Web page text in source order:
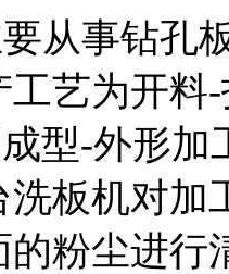
从事钻孔
艺为开料
型-外形加
板机对加
的粉尘进行